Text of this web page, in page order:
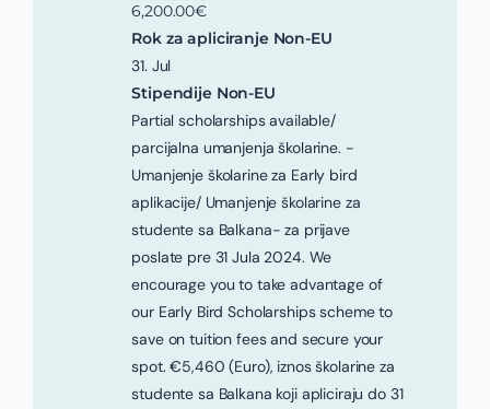
6,200.00€
Rok za apliciranje Non-EU
31. Jul
Stipendije Non-EU
Partial scholarships available/
parcijalna umanjenja školarine. -
Umanjenje školarine za Early bird
aplikacije/ Umanjenje školarine za
studente sa Balkana- za prijave
poslate pre 31 Jula 2024. We
encourage you to take advantage of
our Early Bird Scholarships scheme to
save on tuition fees and secure your
spot. €5,460 (Euro), iznos školarine za
studente sa Balkana koji apliciraju do 31